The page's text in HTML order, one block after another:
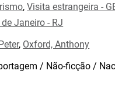
,Visita estrangeira -
de Janeiro - RJ
, Oxford, Anthony
/ Não-ficção /